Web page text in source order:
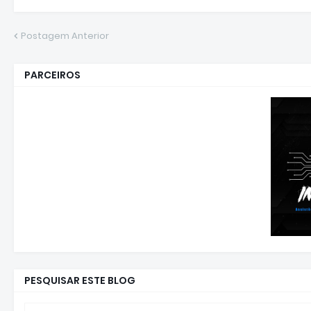
Postagem Anterior
PARCEIROS
PESQUISAR ESTE BLOG